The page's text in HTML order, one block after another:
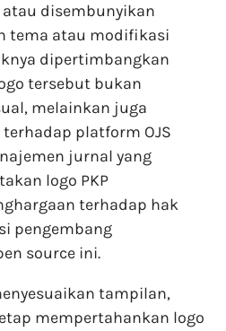
atau disembunyikan
tema atau modifikasi
dipertimbangkan
tersebut bukan
melainkan juga
platform OJS
jurnal yang
logo PKP
terhadap hak
pengembang
source ini.
tampilan,
mempertahankan logo